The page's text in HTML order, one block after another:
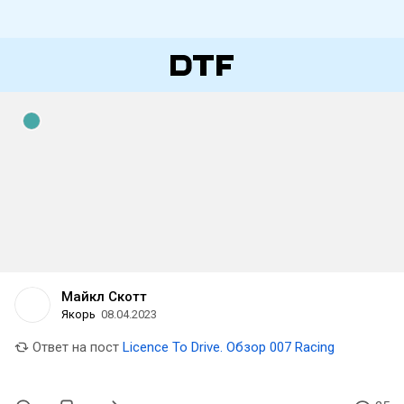
Майкл Скотт
Якорь 08.04.2023
Ответ на пост Licence To Drive. Обзор 007 Racing